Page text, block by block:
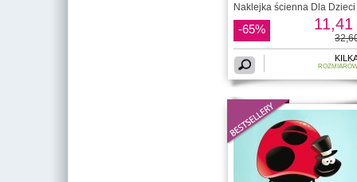
Naklejka ścienna Dla Dzieci
-65% 11,41